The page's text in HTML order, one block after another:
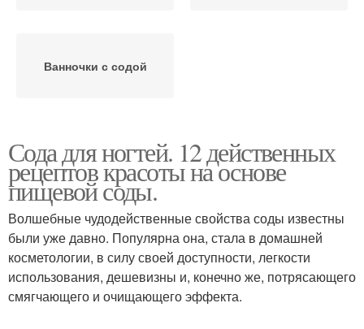
Ванночки с содой
Сода для ногтей. 12 действенных
рецептов красоты на основе
пищевой соды.
Волшебные чудодейственные свойства соды известны
были уже давно. Популярна она, стала в домашней
косметологии, в силу своей доступности, легкости
использования, дешевизны и, конечно же, потрясающего
смягчающего и очищающего эффекта.